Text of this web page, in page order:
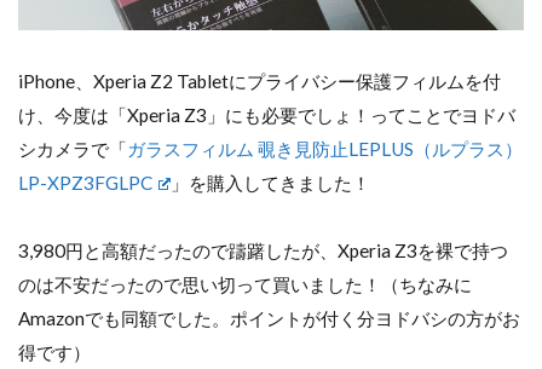
iPhone、Xperia Z2 Tabletにプライバシー保護フィルムを付
け、今度は「Xperia Z3」にも必要でしょ！ってことでヨドバ
シカメラで「ガラスフィルム 覗き見防止LEPLUS（ルプラス）
LP-XPZ3FGLPC
」を購入してきました！
3,980円と高額だったので躊躇したが、Xperia Z3を裸で持つ
のは不安だったので思い切って買いました！（ちなみに
Amazonでも同額でした。ポイントが付く分ヨドバシの方がお
得です）